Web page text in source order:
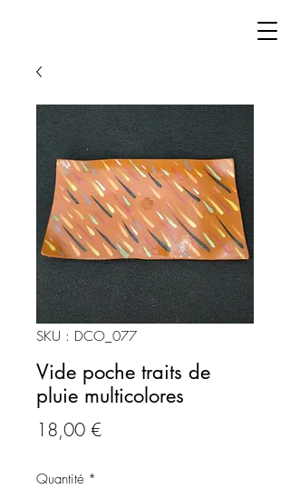
SKU : DCO_077
Vide poche traits de
pluie multicolores
18,00 €Prix
Quantité *